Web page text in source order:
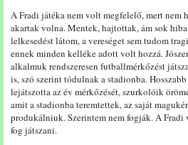
A Fradi játéka nem volt megfelelő, mert nem
akartak volna. Mentek, hajtottak, ám sok
lelkesedést látom, a vereséget sem tudom
ennek minden kelléke adott volt hozzá.
alkalmuk rendszeresen futballmérkőzést
is, szó szerint tódulnak a stadionba.
lejátszotta az év mérkőzését, szurkolóik
amit a stadionba teremtettek, az saját
produkálniuk. Szerintem nem fogják. A
fog játszani.